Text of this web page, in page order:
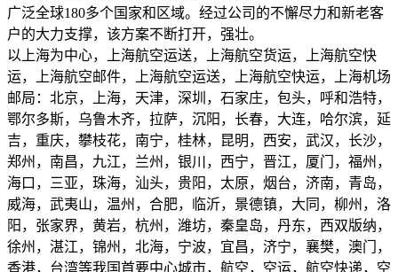
广泛全球180多个国家和区域。经过公司的不懈尽力和新老客
户的大力支撑，该方案不断打开，强壮。
以上海为中心，上海航空运送，上海航空货运，上海航空快
运，上海航空邮件，上海航空运送，上海航空快运，上海机场
邮局：北京，上海，天津，深圳，石家庄，包头，呼和浩特，
鄂尔多斯，乌鲁木齐，拉萨，沉阳，长春，大连，哈尔滨，延
吉，重庆，攀枝花，南宁，桂林，昆明，西安，武汉，长沙，
郑州，南昌，九江，兰州，银川，西宁，晋江，厦门，福州，
海口，三亚，珠海，汕头，贵阳，太原，烟台，济南，青岛，
威海，武夷山，温州，合肥，临沂，景德镇，大同，柳州，洛
阳，张家界，黄岩，杭州，潍坊，秦皇岛，丹东，西双版纳，
徐州，湛江，锦州，北海，宁波，宜昌，济宁，襄樊，澳门，
香港，台湾等我国首要中心城市，航空，空运，航空快递，空